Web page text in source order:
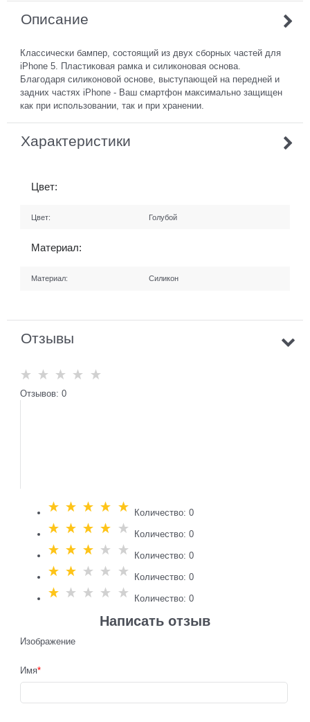
Описание
Классически бампер, состоящий из двух сборных частей для
iPhone 5. Пластиковая рамка и силиконовая основа.
Благодаря силиконовой основе, выступающей на передней и
задних частях iPhone - Ваш смартфон максимально защищен
как при использовании, так и при хранении.
Характеристики
Цвет:
Цвет: Голубой
Материал:
Материал: Силикон
Отзывы
Отзывов: 0
Количество: 0
Количество: 0
Количество: 0
Количество: 0
Количество: 0
Написать отзыв
Изображение
Имя